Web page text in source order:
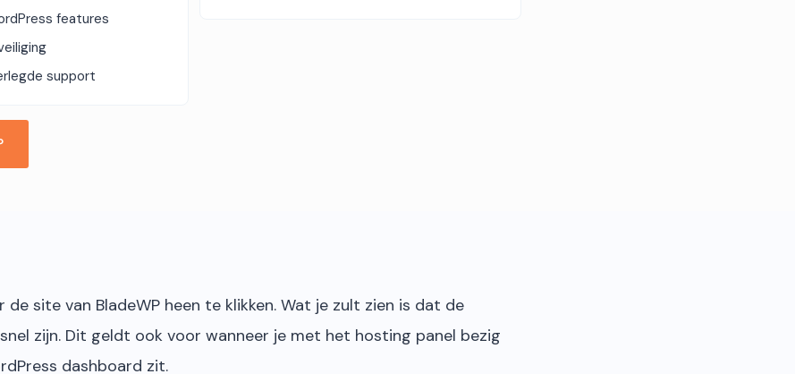
features
support
de site van BladeWP heen te klikken. Wat je zult zien is dat de
zijn. Dit geldt ook voor wanneer je met het hosting panel bezig
dashboard zit.